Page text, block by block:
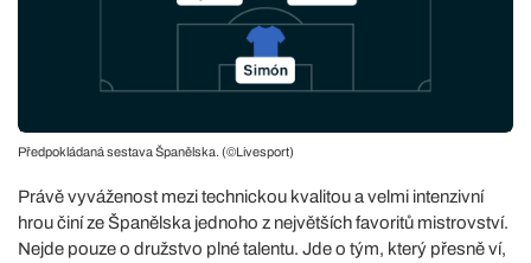
Předpokládaná sestava Španělska. (©Livesport)
Právě vyváženost mezi technickou kvalitou a velmi intenzivní
hrou činí ze Španělska jednoho z největších favoritů mistrovství.
Nejde pouze o družstvo plné talentu. Jde o tým, který přesně ví,